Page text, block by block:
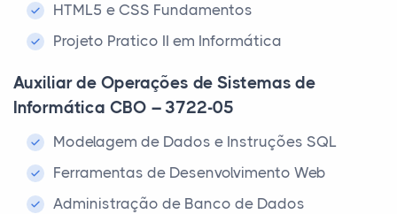
HTML5 e CSS Fundamentos
Projeto Pratico II em Informática
Auxiliar de Operações de Sistemas de
Informática CBO – 3722-05
Modelagem de Dados e Instruções SQL
Ferramentas de Desenvolvimento Web
Administração de Banco de Dados